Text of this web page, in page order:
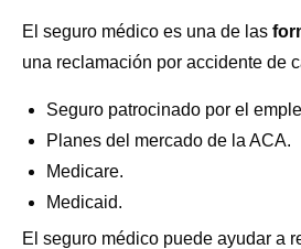
El seguro médico es una de las
una reclamación por accidente de
Seguro patrocinado por el
Planes del mercado de la ACA.
Medicare.
Medicaid.
El seguro médico puede ayudar a